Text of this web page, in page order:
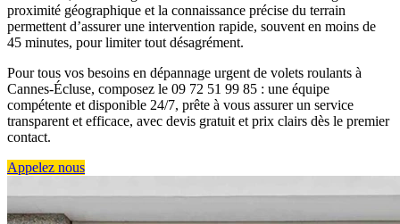
proximité géographique et la connaissance précise du terrain
permettent d’assurer une intervention rapide, souvent en moins de
45 minutes, pour limiter tout désagrément.
Pour tous vos besoins en dépannage urgent de volets roulants à
Cannes-Écluse, composez le 09 72 51 99 85 : une équipe
compétente et disponible 24/7, prête à vous assurer un service
transparent et efficace, avec devis gratuit et prix clairs dès le premier
contact.
Appelez nous